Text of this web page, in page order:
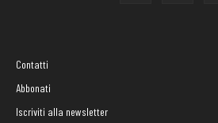
Contatti
Abbonati
Iscriviti alla newsletter